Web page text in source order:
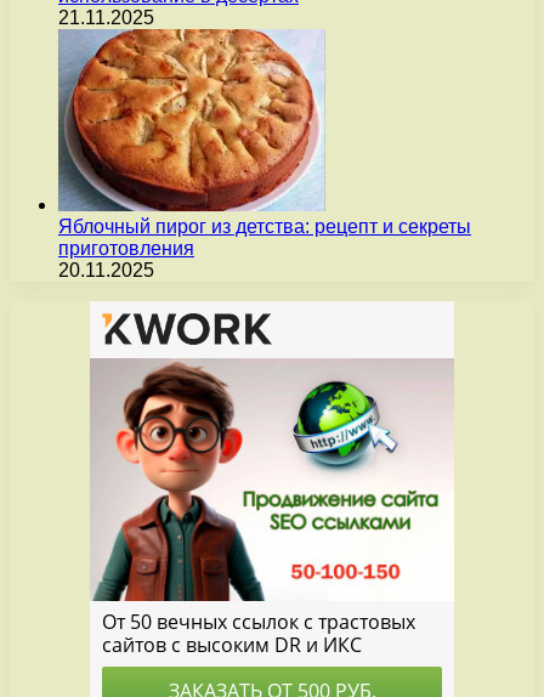
21.11.2025
Яблочный пирог из детства: рецепт и секреты
приготовления
20.11.2025